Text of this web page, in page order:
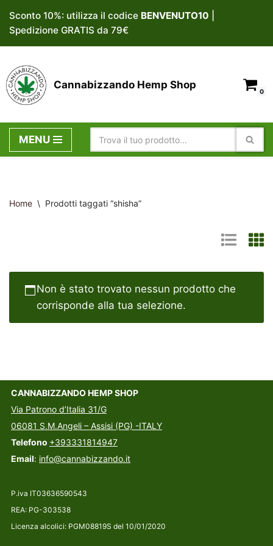
Vai
al
contenuto
Sconto 10%: utilizza il codice BENVENUTO10
Spedizione GRATIS da 79€
Cannabizzando Hemp Shop
0
MENU
Home \ Prodotti taggati “shisha”
Non è stato trovato nessun prodotto che
corrisponde alla tua selezione.
CANNABIZZANDO HEMP SHOP
Via Patrono d’Italia 31/G
06081 S.M.Angeli – Assisi (PG) -ITALY
Telefono +393331814947
Email: info@cannabizzando.it
P.iva IT03636590543
REA: PG-303538
Licenza alcolici: PGM08819S del 10/01/2020